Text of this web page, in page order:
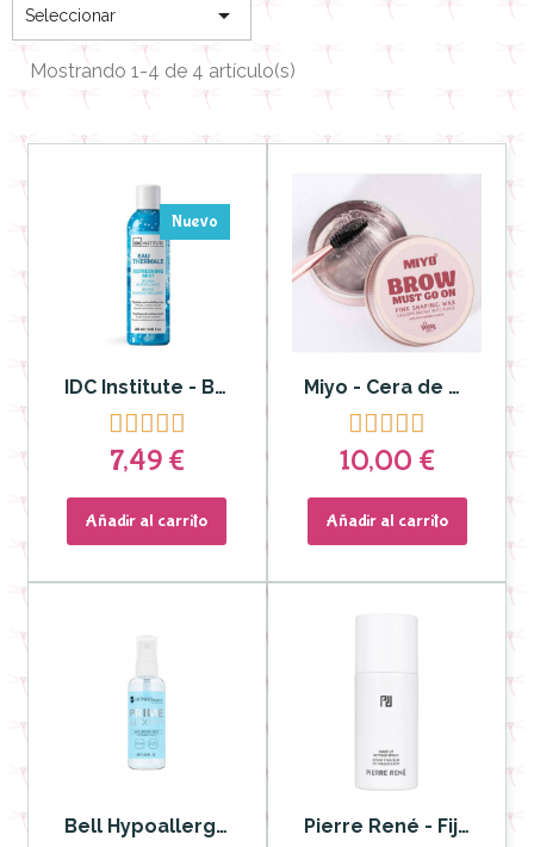
Seleccionar 
Mostrando 1-4 de 4 artículo(s)
Nuevo
IDC Institute - Bruma termal Refrescante

7,49 €
Añadir al carrito
Miyo - Cera de cejas Brow Must Go On

10,00 €
Añadir al carrito
Bell Hypoallergenic- Spray hidratante y fijador del maquillaje Prime & Fix Pierre René - Fijador Maquillaje en Spray - 150 ml